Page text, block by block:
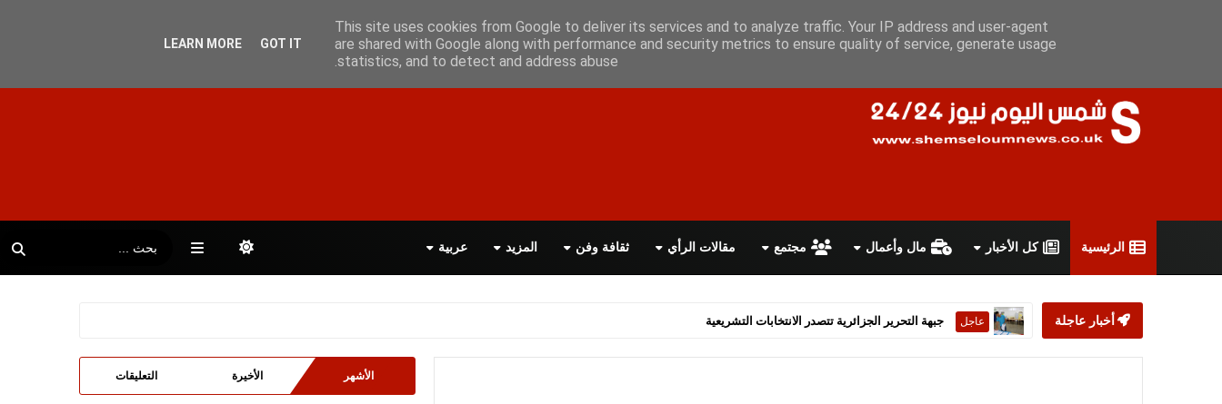
سياسة الخصوصية اتفاقية الاستخدام أعلن معانا اتصل بنا اقرأ الصحيفة PDF
الرئيسية كل الأخبار مال وأعمال مجتمع مقالات الرأي ثقافة وفن المزيد عربية
أخبار عاجلة عاجل ستارمر يعلن استقالته من رئاسة الحكومة البريطانية
الأشهر الأخيرة التعليقات
This site uses cookies from Google to deliver its services and to analyze traffic. Your IP address and user-agent
are shared with Google along with performance and security metrics to ensure quality of service, generate usage
statistics, and to detect and address abuse.
LEARN MORE GOT IT